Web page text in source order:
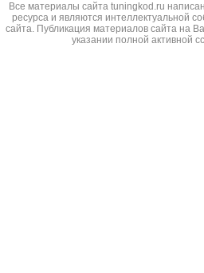
Все материалы сайта tuningkod.ru
ресурса и являются интеллектуальной
сайта. Публикация материалов сайта на
указании полной активной